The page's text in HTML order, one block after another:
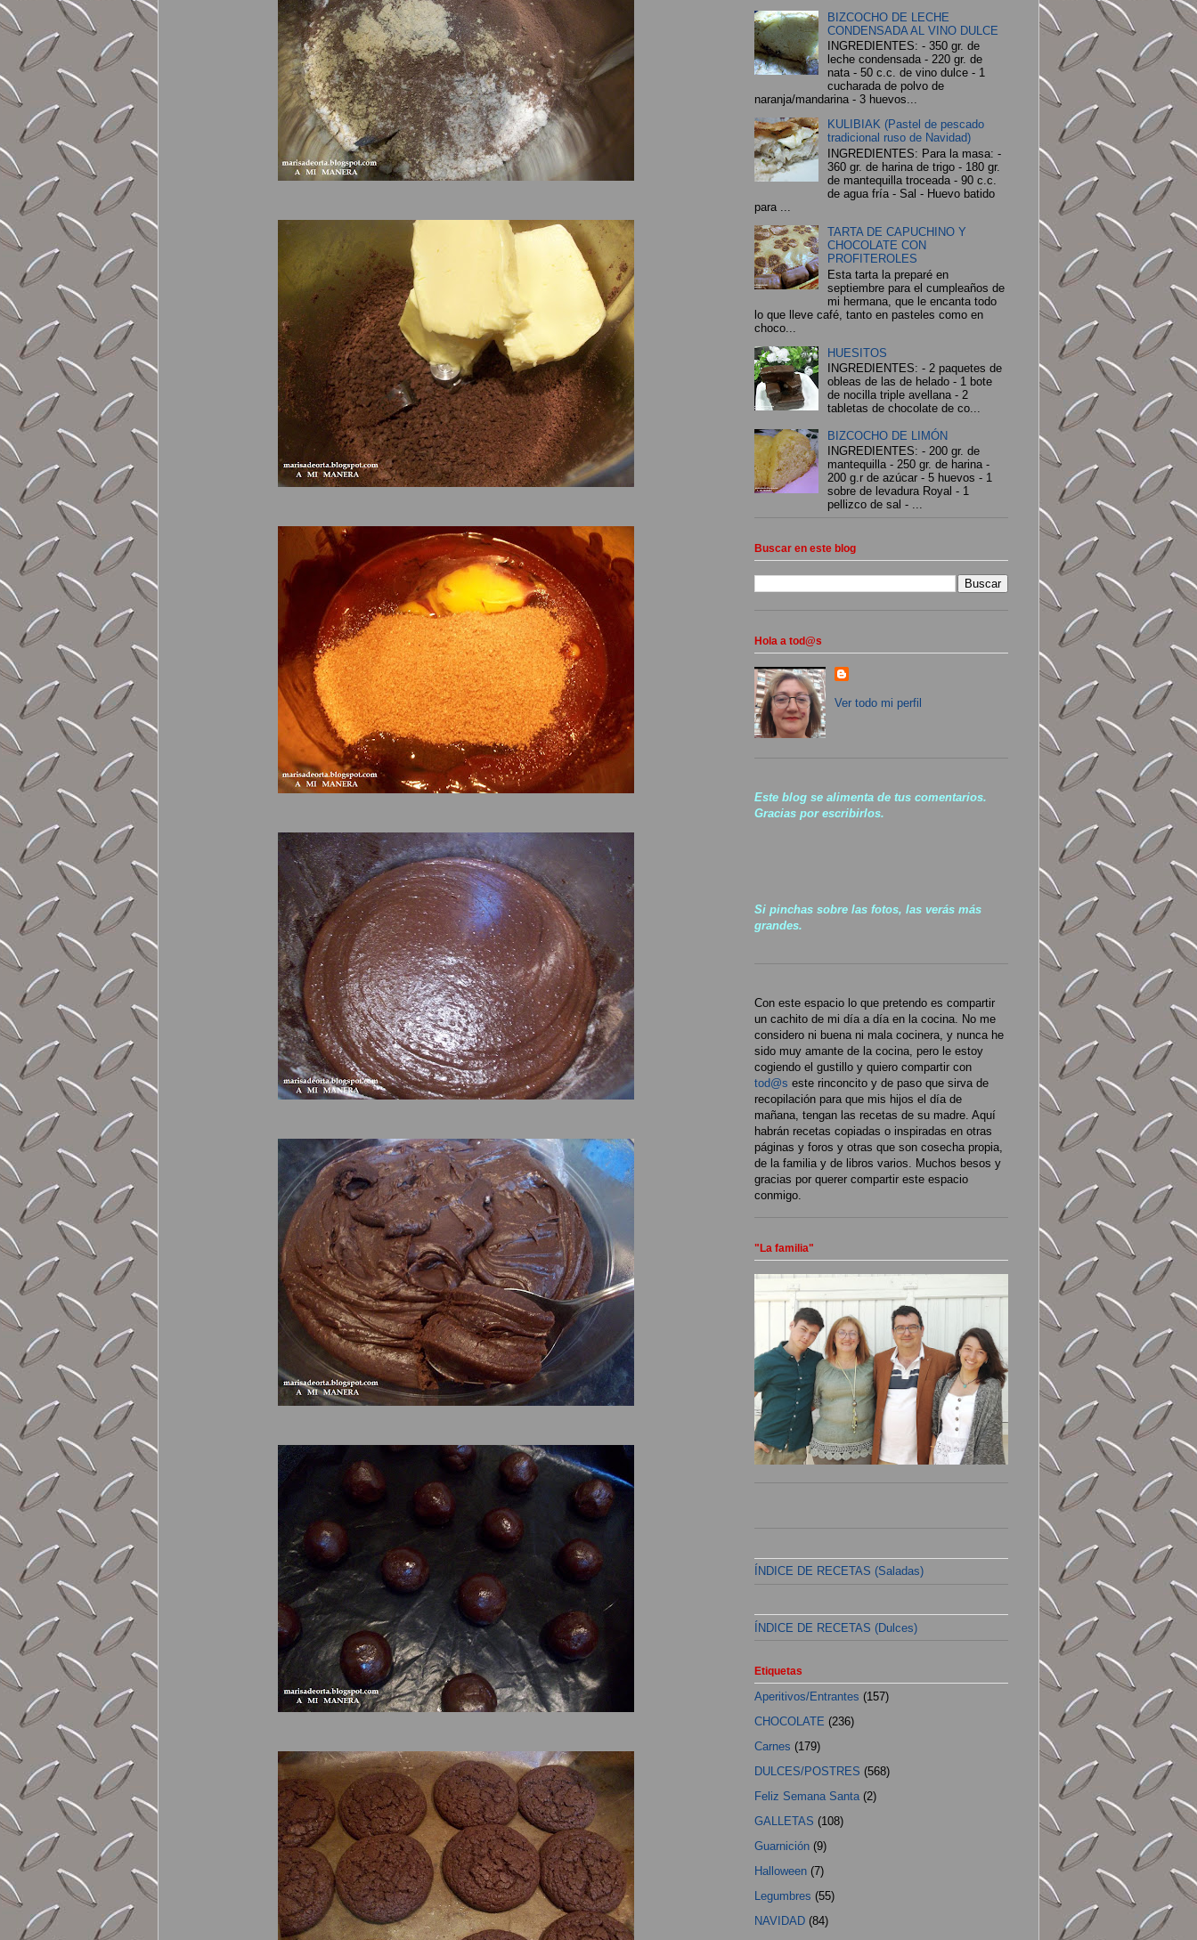
BIZCOCHO DE LECHE
CONDENSADA AL VINO DULCE
INGREDIENTES: - 350 gr. de
leche condensada - 220 gr. de
nata - 50 c.c. de vino dulce - 1
cucharada de polvo de
naranja/mandarina - 3 huevos...
KULIBIAK (Pastel de pescado
tradicional ruso de Navidad)
INGREDIENTES: Para la masa: -
360 gr. de harina de trigo - 180 gr.
de mantequilla troceada - 90 c.c.
de agua fría - Sal - Huevo batido
para ...
TARTA DE CAPUCHINO Y
CHOCOLATE CON
PROFITEROLES
Esta tarta la preparé en
septiembre para el cumpleaños de
mi hermana, que le encanta todo
lo que lleve café, tanto en pasteles como en
choco...
HUESITOS
INGREDIENTES: - 2 paquetes de
obleas de las de helado - 1 bote
de nocilla triple avellana - 2
tabletas de chocolate de co...
BIZCOCHO DE LIMÓN
INGREDIENTES: - 200 gr. de
mantequilla - 250 gr. de harina -
200 g.r de azúcar - 5 huevos - 1
sobre de levadura Royal - 1
pellizco de sal - ...
Buscar en este blog
Hola a tod@s
Ver todo mi perfil
Este blog se alimenta de tus comentarios.
Gracias por escribirlos.
Si pinchas sobre las fotos, las verás más
grandes.
Con este espacio lo que pretendo es compartir
un cachito de mi día a día en la cocina. No me
considero ni buena ni mala cocinera, y nunca he
sido muy amante de la cocina, pero le estoy
cogiendo el gustillo y quiero compartir con
tod@s este rinconcito y de paso que sirva de
recopilación para que mis hijos el día de
mañana, tengan las recetas de su madre. Aquí
habrán recetas copiadas o inspiradas en otras
páginas y foros y otras que son cosecha propia,
de la familia y de libros varios. Muchos besos y
gracias por querer compartir este espacio
conmigo.
"La familia"
ÍNDICE DE RECETAS (Saladas)
ÍNDICE DE RECETAS (Dulces)
Etiquetas
Aperitivos/Entrantes (157)
CHOCOLATE (236)
Carnes (179)
DULCES/POSTRES (568)
Feliz Semana Santa (2)
GALLETAS (108)
Guarnición (9)
Halloween (7)
Legumbres (55)
NAVIDAD (84)